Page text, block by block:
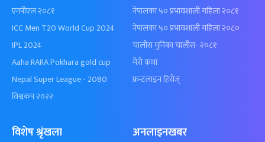
एनपीएल २०८१
ICC Men T20 World Cup 2024
IPL 2024
Aaha RARA Pokhara gold cup
Nepal Super League - 2080
विश्वकप २०२२
नेपालका ५० प्रभावशाली महिला २०८१
नेपालका ५० प्रभावशाली महिला २०८०
चालीस मुनिका चालीस- २०८१
मेरो कथा
फ्रन्टलाइन हिरोज्
विशेष श्रृंखला अनलाइनखबर